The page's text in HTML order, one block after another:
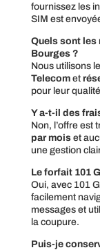
fournissez les
SIM est
Quels sont les
Bourges ?
Nous utilisons
Telecomet
pour leur
Y a-t-il des
Non, l’offre est
par moiset
une gestion
Le forfait 101
Oui, avec 101
facilement
messages et
la coupure.
Puis-je